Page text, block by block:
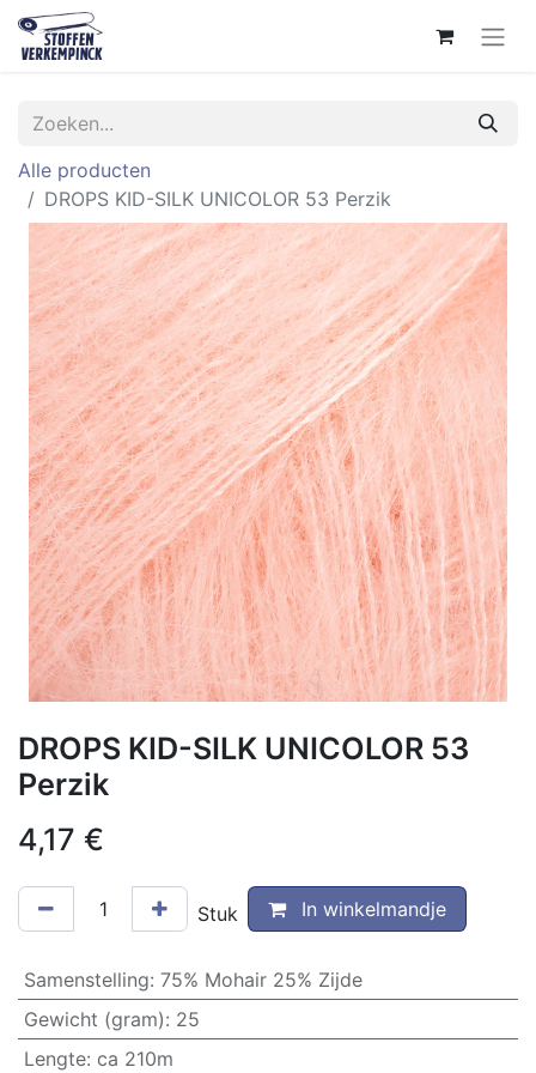
Alle producten
DROPS KID-SILK UNICOLOR 53 Perzik
DROPS KID-SILK UNICOLOR 53
Perzik
4,17 €
Stuk In winkelmandje
Samenstelling: 75% Mohair 25% Zijde
Gewicht (gram): 25
Lengte: ca 210m